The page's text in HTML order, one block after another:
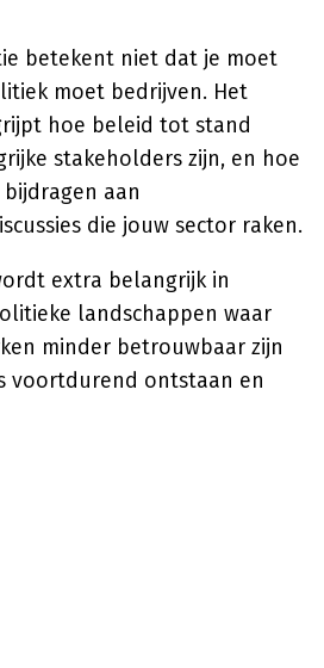
betekent niet dat je moet
moet bedrijven. Het
hoe beleid tot stand
stakeholders zijn, en hoe
aan
die jouw sector raken.
extra belangrijk in
landschappen waar
minder betrouwbaar zijn
voortdurend ontstaan en